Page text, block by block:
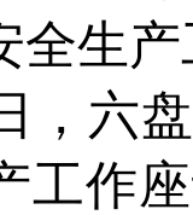
全生
六盘
工作